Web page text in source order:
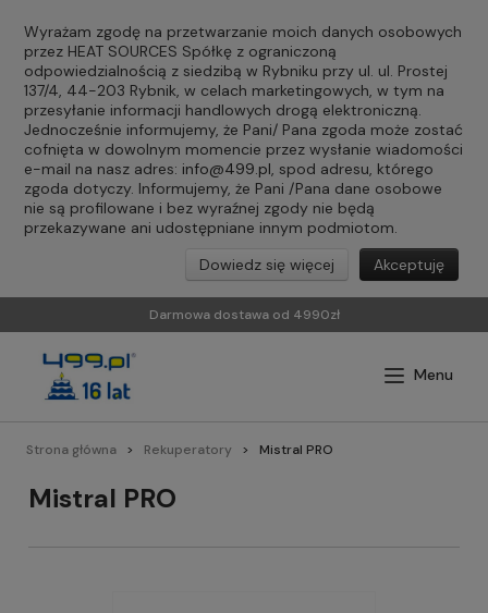
Wyrażam zgodę na przetwarzanie moich danych osobowych
przez HEAT SOURCES Spółkę z ograniczoną
odpowiedzialnością z siedzibą w Rybniku przy ul. ul. Prostej
137/4, 44-203 Rybnik, w celach marketingowych, w tym na
przesyłanie informacji handlowych drogą elektroniczną.
Jednocześnie informujemy, że Pani/ Pana zgoda może zostać
cofnięta w dowolnym momencie przez wysłanie wiadomości
e-mail na nasz adres: info@499.pl, spod adresu, którego
zgoda dotyczy. Informujemy, że Pani /Pana dane osobowe
nie są profilowane i bez wyraźnej zgody nie będą
przekazywane ani udostępniane innym podmiotom.
Akceptuję
Dowiedz się więcej
Darmowa dostawa od 4990zł
Strona główna Rekuperatory Mistral PRO
Mistral PRO